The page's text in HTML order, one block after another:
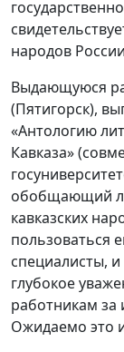
народов
Выдающуюся
(Пятигорск),
«Антологию
Кавказа»
обобщающий
кавказских
пользоваться
специалисты,
глубокое
работникам за
Ожидаемо это